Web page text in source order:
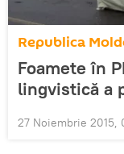
Republica
Foamete în
lingvistică a
27 Noiembrie 2015,